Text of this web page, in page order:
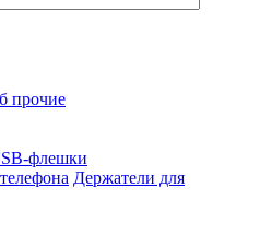
прочие
флешки
Держатели для